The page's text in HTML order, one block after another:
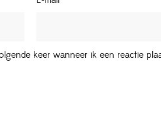
keer wanneer ik een reactie